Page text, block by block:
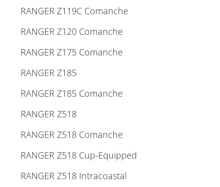
RANGER Z119C Comanche
RANGER Z120 Comanche
RANGER Z175 Comanche
RANGER Z185
RANGER Z185 Comanche
RANGER Z518
RANGER Z518 Comanche
RANGER Z518 Cup-Equipped
RANGER Z518 Intracoastal